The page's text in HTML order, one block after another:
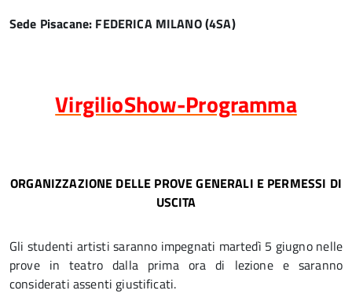
Sede Pisacane: FEDERICA MILANO (4SA)
VirgilioShow-Programma
ORGANIZZAZIONE DELLE PROVE GENERALI E PERMESSI DI
USCITA
Gli studenti artisti saranno impegnati martedì 5 giugno nelle
prove in teatro dalla prima ora di lezione e saranno
considerati assenti giustificati.